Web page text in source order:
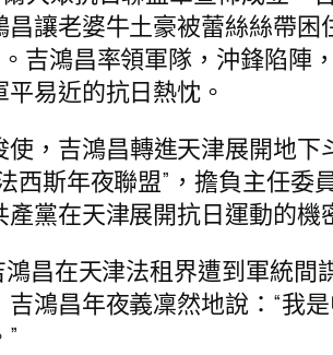
讓老婆牛土豪被蕾絲絲帶
吉鴻昌率領軍隊，沖鋒陷陣
易近的抗日熱忱。
使，吉鴻昌轉進天津展開地
西斯年夜聯盟”，擔負主任
黨在天津展開抗日運動的機
鴻昌在天津法租界遭到軍統
鴻昌年夜義凜然地說：“我